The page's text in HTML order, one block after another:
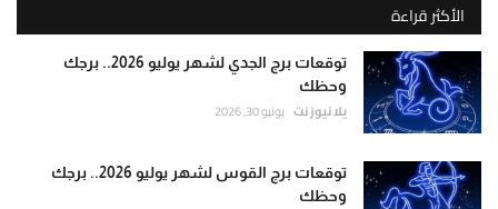
الأكثر قراءة
توقعات برج الجدي لشهر يوليو 2026.. برجك
وحظك
يلا نيوز نت يونيو 30, 2026
توقعات برج القوس لشهر يوليو 2026.. برجك
وحظك